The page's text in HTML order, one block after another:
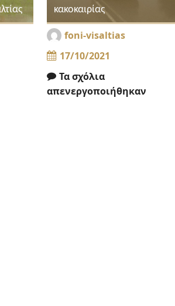
κακοκαιρίας
foni-visaltias
17/10/2021
Τα σχόλια
απενεργοποιήθηκαν